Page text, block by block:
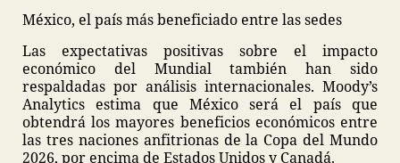
México, el país más beneficiado entre las sedes
Las expectativas positivas sobre el impacto
económico del Mundial también han sido
respaldadas por análisis internacionales. Moody’s
Analytics estima que México será el país que
obtendrá los mayores beneficios económicos entre
las tres naciones anfitrionas de la Copa del Mundo
2026, por encima de Estados Unidos y Canadá.